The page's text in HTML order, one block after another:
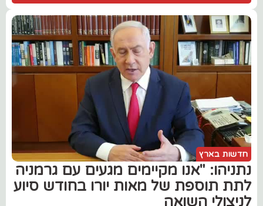
חדשות בארץ
נתניהו: "אנו מקיימים מגעים עם גרמניה
לתת תוספת של מאות יורו בחודש סיוע
לניצולי השואה